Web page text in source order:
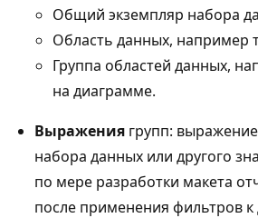
Общий экземпляр набора
Область данных, например
Группа областей данных,
на диаграмме.
Выражения групп:
набора данных или другого
по мере разработки макета
после применения фильтров